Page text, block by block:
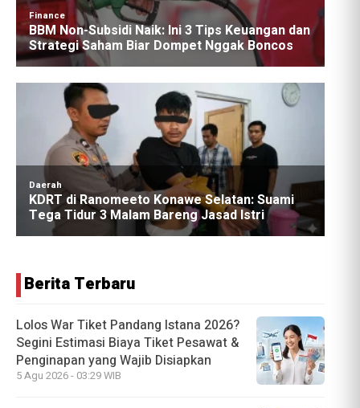
Berita Terbaru
Lolos War Tiket Pandang Istana 2026?
Segini Estimasi Biaya Tiket Pesawat &
Penginapan yang Wajib Disiapkan
5 Agu 2026 - 03:29 WIB